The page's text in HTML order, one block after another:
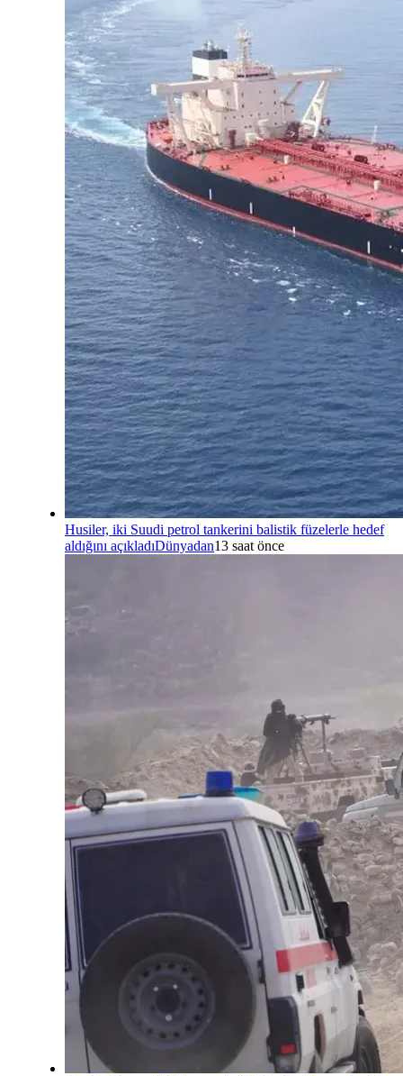
Husiler, iki Suudi petrol tankerini balistik füzelerle hedef
aldığını açıkladıDünyadan13 saat önce